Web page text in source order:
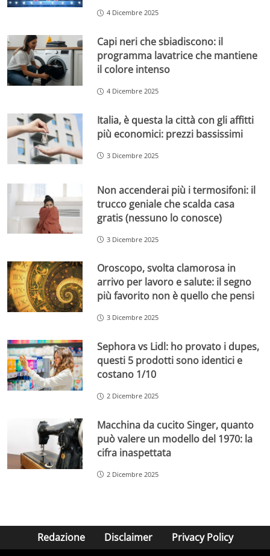
4 Dicembre 2025
Capi neri che sbiadiscono: il
programma lavatrice che mantiene
il colore intenso
4 Dicembre 2025
Italia, è questa la città con gli affitti
più economici: prezzi bassissimi
3 Dicembre 2025
Non accenderai più i termosifoni: il
trucco geniale che scalda casa
gratis (nessuno lo conosce)
3 Dicembre 2025
Oroscopo, svolta clamorosa in
arrivo per lavoro e salute: il segno
più favorito non è quello che pensi
3 Dicembre 2025
Sephora vs Lidl: ho provato i dupes,
questi 5 prodotti sono identici e
costano 1/10
2 Dicembre 2025
Macchina da cucito Singer, quanto
può valere un modello del 1970: la
cifra inaspettata
2 Dicembre 2025
Redazione Disclaimer Privacy Policy